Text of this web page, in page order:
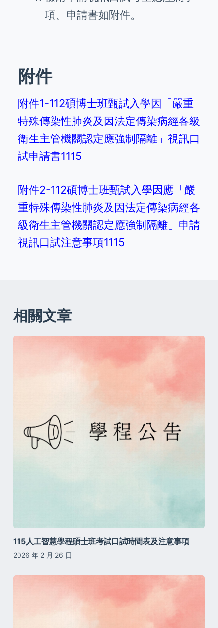
項、申請書如附件。
附件
附件1-112碩博士班甄試入學因「嚴重
特殊傳染性肺炎及因法定傳染病經各級
衛生主管機關認定應強制隔離」視訊口
試申請書1115
附件2-112碩博士班甄試入學因應「嚴
重特殊傳染性肺炎及因法定傳染病經各
級衛生主管機關認定應強制隔離」申請
視訊口試注意事項1115
相關文章
115人工智慧學程碩士班考試口試時間表及注意事項
2026 年 2 月 26 日